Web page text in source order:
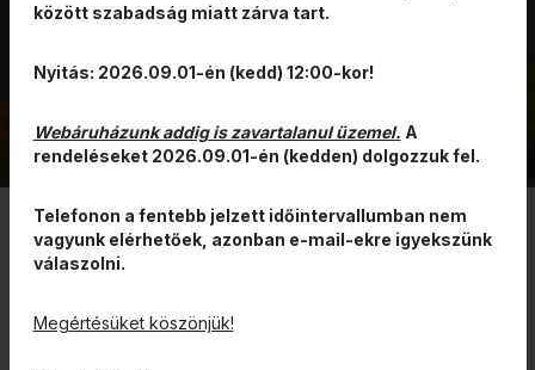
MTB KERÉK
SZŰRÉS
RENDELHETŐ
között szabadság miatt zárva tart.
Nyitás: 2026.09.01-én (kedd) 12:00-kor!
Webáruházunk addig is zavartalanul üzemel. A
rendeléseket 2026.09.01-én (kedden) dolgozzuk fel.
Telefonon a fentebb jelzett időintervallumban nem
vagyunk elérhetőek, azonban e-mail-ekre igyekszünk
válaszolni.
Megértésüket köszönjük!